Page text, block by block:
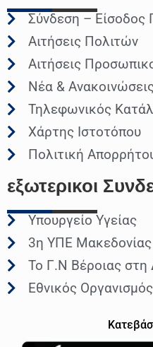
Σύνδεση –
Αιτήσεις Πολιτών
Αιτήσεις
Νέα &
Τηλεφωνικός
Χάρτης Ιστοτόπου
Πολιτική
εξωτερικοι
Υπουργείο Υγείας
3η ΥΠΕ Μακεδονίας
Το Γ.Ν Βέροιας στη
Εθνικός